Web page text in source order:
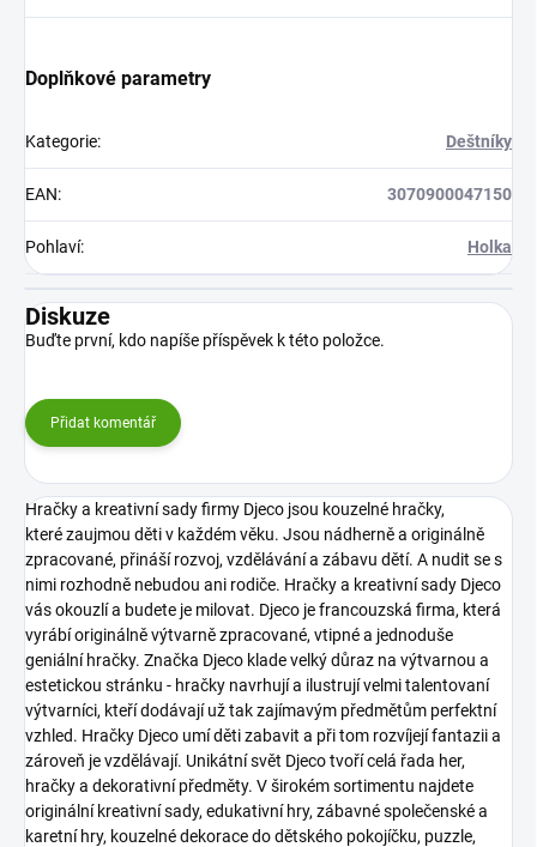
Doplňkové parametry
Kategorie: Deštníky
EAN: 3070900047150
Pohlaví: Holka
Diskuze
Buďte první, kdo napíše příspěvek k této položce.
Přidat komentář
Hračky a kreativní sady firmy Djeco jsou kouzelné hračky,
které zaujmou děti v každém věku. Jsou nádherně a originálně
zpracované, přináší rozvoj, vzdělávání a zábavu dětí. A nudit se s
nimi rozhodně nebudou ani rodiče. Hračky a kreativní sady Djeco
vás okouzlí a budete je milovat. Djeco je francouzská firma, která
vyrábí originálně výtvarně zpracované, vtipné a jednoduše
geniální hračky. Značka Djeco klade velký důraz na výtvarnou a
estetickou stránku - hračky navrhují a ilustrují velmi talentovaní
výtvarníci, kteří dodávají už tak zajímavým předmětům perfektní
vzhled. Hračky Djeco umí děti zabavit a při tom rozvíjejí fantazii a
zároveň je vzdělávají. Unikátní svět Djeco tvoří celá řada her,
hračky a dekorativní předměty. V širokém sortimentu najdete
originální kreativní sady, edukativní hry, zábavné společenské a
karetní hry, kouzelné dekorace do dětského pokojíčku, puzzle,